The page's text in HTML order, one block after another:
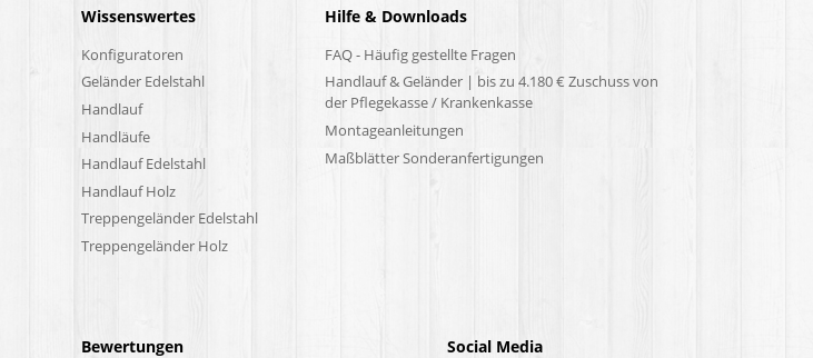
Wissenswertes
Konfiguratoren
Geländer Edelstahl
Handlauf
Handläufe
Handlauf Edelstahl
Handlauf Holz
Treppengeländer Edelstahl
Treppengeländer Holz
Hilfe & Downloads
FAQ - Häufig gestellte Fragen
Handlauf & Geländer | bis zu 4.180 € Zuschuss von
der Pflegekasse / Krankenkasse
Montageanleitungen
Maßblätter Sonderanfertigungen
Bewertungen Social Media